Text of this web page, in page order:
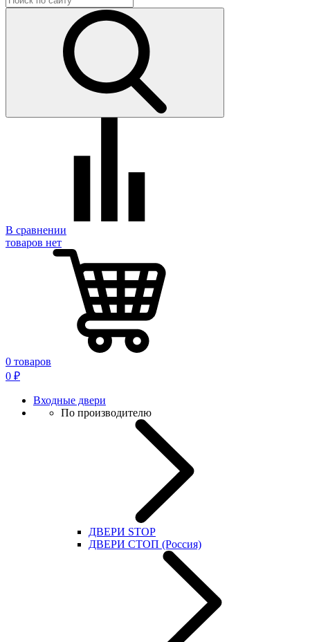
В сравнении
товаров нет
0 товаров
0 ₽
Входные двери
По производителю
ДВЕРИ STOP
ДВЕРИ СТОП (Россия)